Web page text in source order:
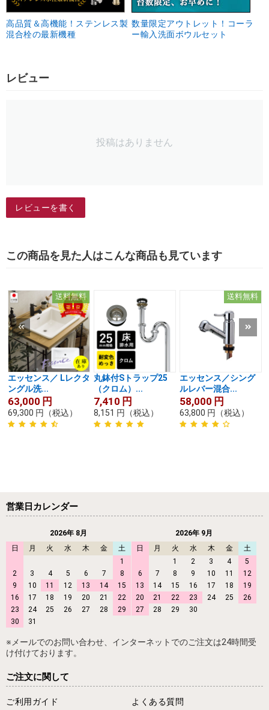
高品質＆高機能！ステンレス製
混合栓の最新機種
数量限定アウトレット！コーラ
ー輸入洗面ボウルセット
レビュー
投稿はありません
レビューを書く
この商品を見た人はこんな商品も見ています
送料無料
エッセンス／ Lレクタ
ングル洗...
63,000 円
69,300 円 （税込）
丸鉢付Sトラップ25
（クロム）...
7,410 円
8,151 円 （税込）
送料無料
エッセンス／シング
ルレバー混合...
58,000 円
63,800 円 （税込）
営業日カレンダー
2026年 8月
日
月 火 水 木 金
土
1
2
3 4 5 6 7
8
9
10 11 12 13 14
15
16
17 18 19 20 21
22
23
24 25 26 27 28
29
30
31
2026年 9月
日
月 火 水 木 金
土
1
2 3 4
5
6
7 8 9 10 11
12
13
14 15 16 17 18
19
20
21 22 23 24 25
26
27
28 29 30
※メールでのお問い合わせ、インターネットでのご注文は24時間受
け付けております。
ご注文に関して
ご利用ガイド
よくある質問